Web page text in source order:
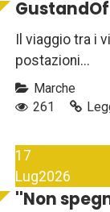
Il viaggio tra i
postazioni...
Marche
261
17
Lug2026
''Non